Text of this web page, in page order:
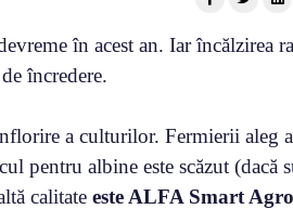
în acest an. Iar încălzirea
încredere.
a culturilor. Fermierii aleg
pentru albine este scăzut (dacă
calitate este ALFA Smart Agro